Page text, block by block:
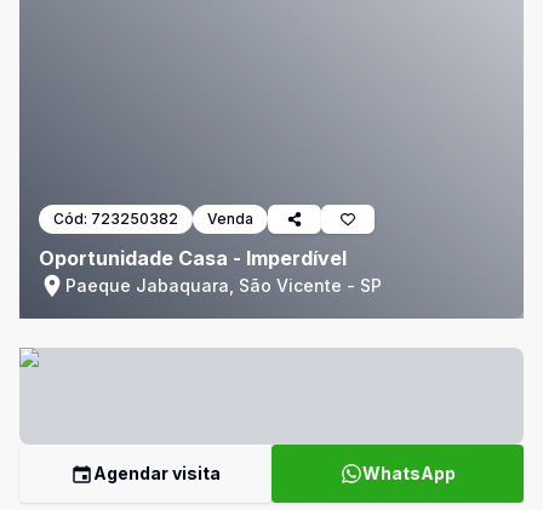
Cód: 723250382 Venda
Oportunidade Casa - Imperdível
Paeque Jabaquara, São Vicente - SP
Agendar visita WhatsApp